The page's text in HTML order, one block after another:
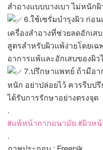
สำอางแบบบางเบา ไม่หนัก
6.ใช้เซรั่มบำรุงผิว ก่อ
เครื่องสำอางที่ช่วยลดอักเส
สูตรสำหรับผิวแพ้ง่ายโดยเ
อาการแพ้และอักเสบของผิว
7.ปรึกษาแพทย์ ถ้ามีอา
หนัก อย่าปล่อยไว้ ควรรีบป
ได้รับการรักษาอย่างตรงจุด
.
#แพ้หน้ากากอนามัย #ผิวห
.